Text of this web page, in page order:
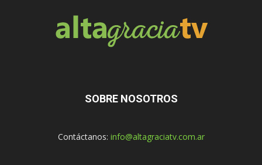
SOBRE NOSOTROS
Contáctanos: info@altagraciatv.com.ar